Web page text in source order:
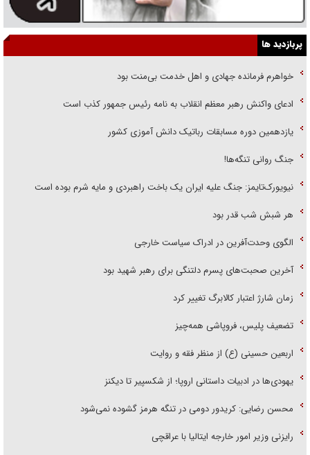
پربازدید ها
خواهرم فرمانده جهادی و اهل خدمت بی‌منت بود
ادعای واکنش رهبر معظم انقلاب به نامه رئیس جمهور کذب است
یازدهمین دوره مسابقات رباتیک دانش آموزی کشور
جنگ روانی تنگه‌ها!
نیویورک‌تایمز: جنگ علیه ایران یک باخت راهبردی و مایه شرم بوده است
هر شبش شب قدر بود
الگوی وحدت‌آفرین در ادراک سیاست خارجی
آخرین صحبت‌های پسرم دلتنگی برای رهبر شهید بود
زمان شارژ اعتبار کالابرگ تغییر کرد
تضعیف پلیس، فروپاشی همه‌چیز
اربعین حسینی (ع) از منظر فقه و روایت
یهودی‌ها در ادبیات داستانی اروپا؛ از شکسپیر تا دیکنز
محسن رضایی: کریدور دومی در تنگه هرمز گشوده نمی‌شود
رایزنی وزیر امور خارجه ایتالیا با عراقچی